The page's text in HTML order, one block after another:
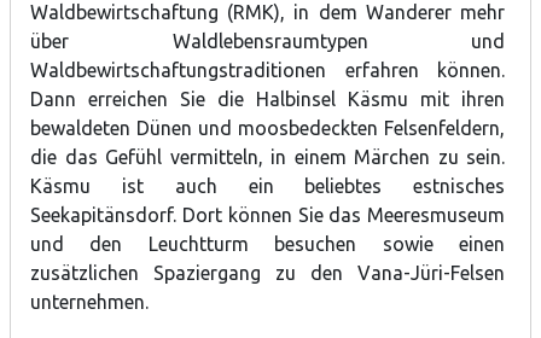
Waldbewirtschaftung (RMK), in dem Wanderer mehr
über Waldlebensraumtypen und
Waldbewirtschaftungstraditionen erfahren können.
Dann erreichen Sie die Halbinsel Käsmu mit ihren
bewaldeten Dünen und moosbedeckten Felsenfeldern,
die das Gefühl vermitteln, in einem Märchen zu sein.
Käsmu ist auch ein beliebtes estnisches
Seekapitänsdorf. Dort können Sie das Meeresmuseum
und den Leuchtturm besuchen sowie einen
zusätzlichen Spaziergang zu den Vana-Jüri-Felsen
unternehmen.